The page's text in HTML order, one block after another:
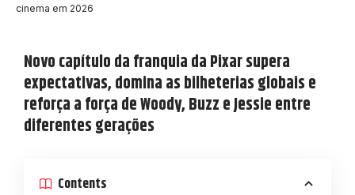
cinema em 2026
Novo capítulo da franquia da Pixar supera
expectativas, domina as bilheterias globais e
reforça a força de Woody, Buzz e Jessie entre
diferentes gerações
Contents